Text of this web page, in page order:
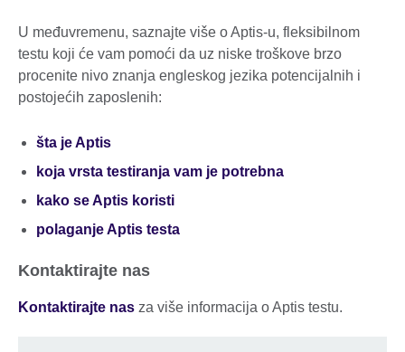
U međuvremenu, saznajte više o Aptis-u, fleksibilnom
testu koji će vam pomoći da uz niske troškove brzo
procenite nivo znanja engleskog jezika potencijalnih i
postojećih zaposlenih:
šta je Aptis
koja vrsta testiranja vam je potrebna
kako se Aptis koristi
polaganje Aptis testa
Kontaktirajte nas
Kontaktirajte nas za više informacija o Aptis testu.